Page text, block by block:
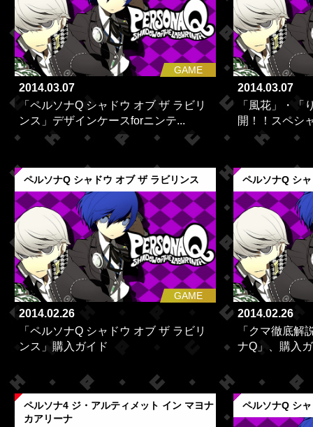
GAME
2014.03.07
「ペルソナQ シャドウ オブ ザ ラビリ
ンス」デザインケースforニンテ...
2014.03.07
「風花」・「
開！！スペシ
ペルソナQ シャドウ オブ ザ ラビリンス
GAME
2014.02.26
「ペルソナQ シャドウ オブ ザ ラビリ
ンス」購入ガイド
ペルソナQ シ
2014.02.26
「クマ徹底解
ナQ」、購入
ペルソナ4 ジ・アルティメット イン マヨナ
カアリーナ
ペルソナQ シ